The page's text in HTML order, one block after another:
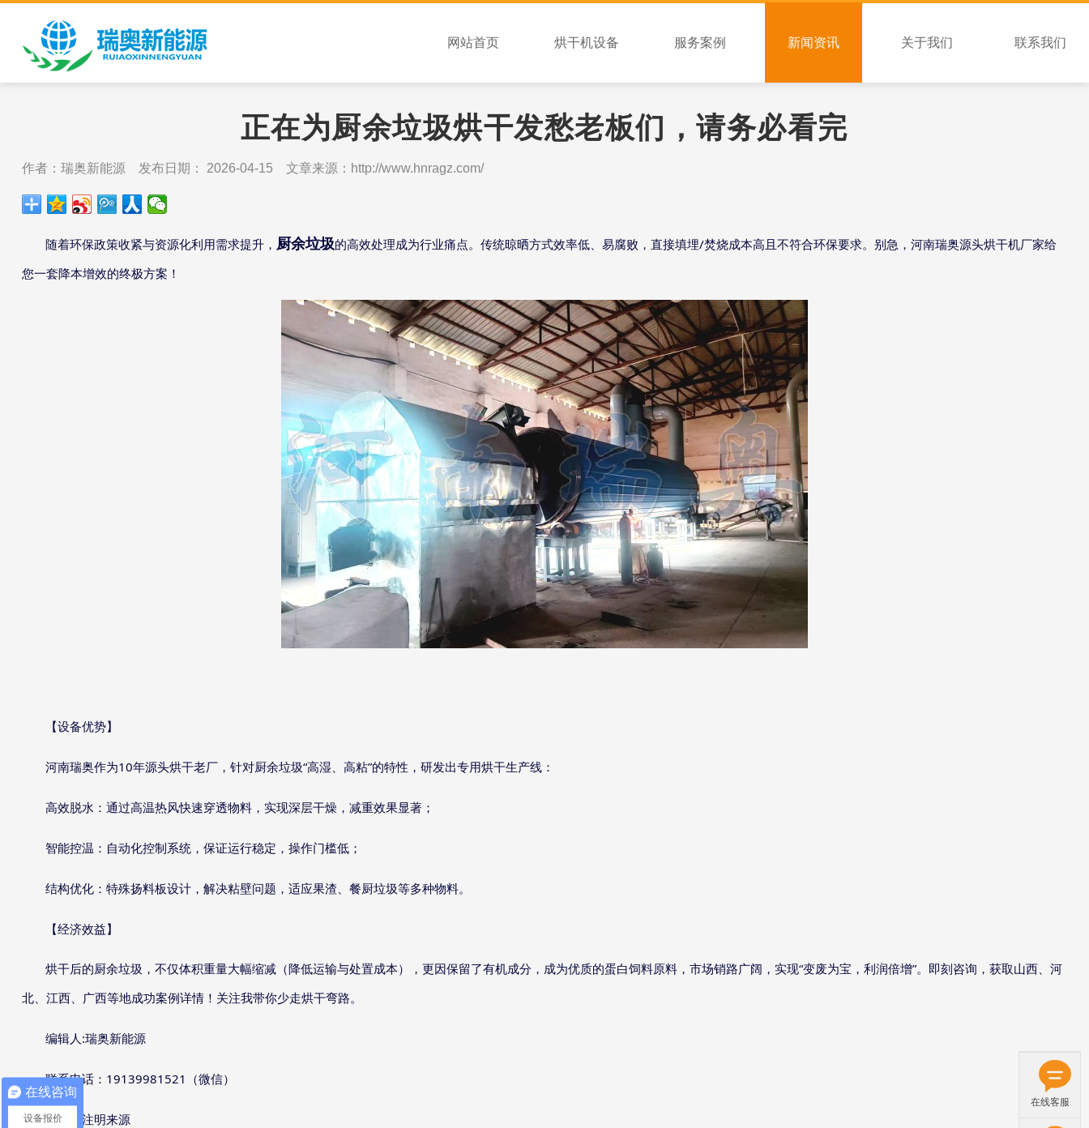
网站首页 烘干机设备 服务案例 新闻资讯 关于我们 联系我们
正在为厨余垃圾烘干发愁老板们，请务必看完
作者：瑞奥新能源 发布日期： 2026-04-15 文章来源：http://www.hnragz.com/
随着环保政策收紧与资源化利用需求提升， 厨余垃圾的高效处理成为行业痛点。传统晾晒方式效率低、易腐败，直接填埋/焚烧成本高且不符合环保要求。 别急，河南瑞奥源头烘干机厂家给
您一套降本增效的终极方案！
【设备优势】
河南瑞奥作为10年源头烘干老厂，针对厨余垃圾“高湿、高粘”的特性，研发出专用烘干生产线：
高效脱水：通过高温热风快速穿透物料，实现深层干燥，减重效果显著；
智能控温：自动化控制系统，保证运行稳定，操作门槛低；
结构优化：特殊扬料板设计，解决粘壁问题，适应果渣、餐厨垃圾等多种物料。
【经济效益】
烘干后的厨余垃圾，不仅体积重量大幅缩减（降低运输与处置成本），更因保留了有机成分，成为优质的蛋白饲料原料，市场销路广阔，实现“变废为宝，利润倍增”。即刻咨询，获取山西、河
北、江西、广西等地成功案例详情！关注我带你少走烘干弯路。
编辑人:瑞奥新能源
联系电话： 19139981521 （微信）
转发请注明来源
在线客服
在线咨询
设备报价